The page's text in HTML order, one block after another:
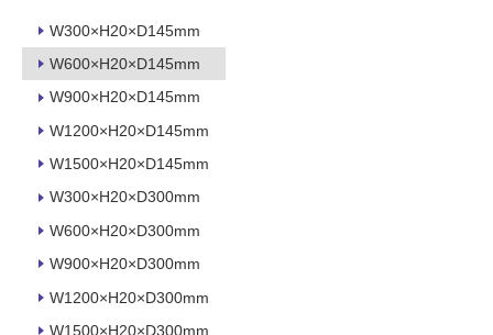
W300×H20×D145mm
W600×H20×D145mm
W900×H20×D145mm
W1200×H20×D145mm
W1500×H20×D145mm
W300×H20×D300mm
W600×H20×D300mm
W900×H20×D300mm
W1200×H20×D300mm
W1500×H20×D300mm
地
以
外)
使
不
可
フ